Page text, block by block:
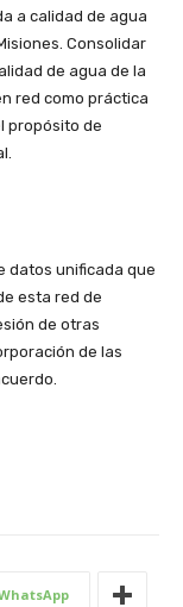
a calidad de agua
Consolidar
de agua de la
red como práctica
propósito de
datos unificada que
esta red de
de otras
de las